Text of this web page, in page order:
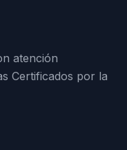
atención
Certificados por la